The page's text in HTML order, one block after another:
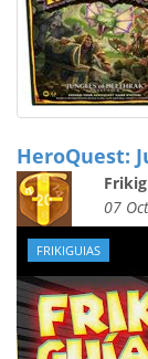
HeroQuest:
07
FRIKIGUIAS